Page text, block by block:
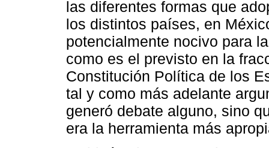
las diferentes formas que
los distintos países, en
potencialmente nocivo para
como es el previsto en la
Constitución Política de los
tal y como más adelante
generó debate alguno, sino
era la herramienta más